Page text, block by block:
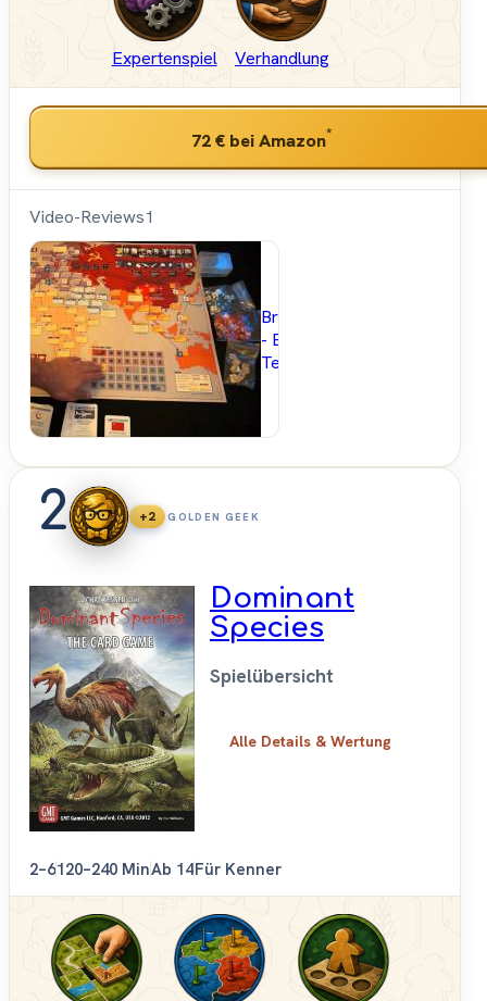
Expertenspiel Verhandlung
72 € bei Amazon*
Video-Reviews1
Brettspielblog.net
- Brettspiele im
Test
2 +2 GOLDEN GEEK
Dominant
Species
Spielübersicht
Alle Details & Wertung
2–6120–240 MinAb 14Für Kenner